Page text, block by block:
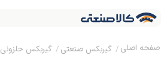
گیربکس صنعتی گیربکس حلزونی